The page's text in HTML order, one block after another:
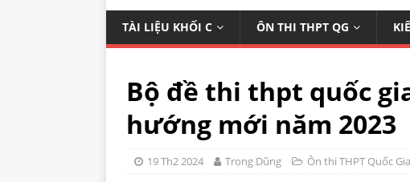
TÀI LIỆU KHỐI C ÔN THI THPT QG
Bộ đề thi thpt quốc
hướng mới năm 2023
19 Th2 2024 Trọng Dũng Ôn thi THPT Quốc